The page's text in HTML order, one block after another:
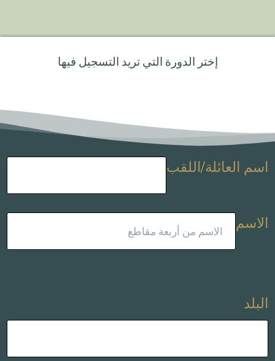
إختر الدورة التي تريد التسجيل فيها
اسم العائلة/اللقب
الاسم
البلد